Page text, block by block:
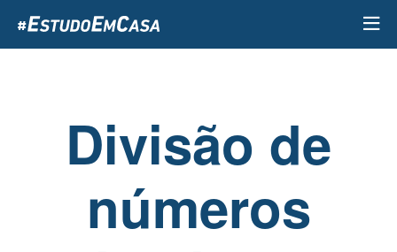
para
o
Divisão de
números